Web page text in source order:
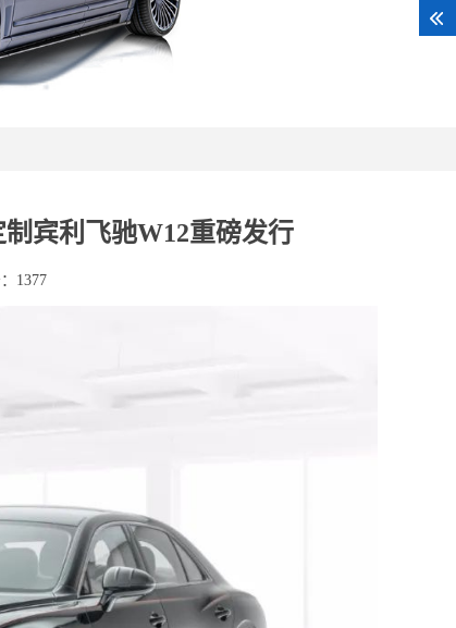
宾利飞驰W12重磅发行
1377